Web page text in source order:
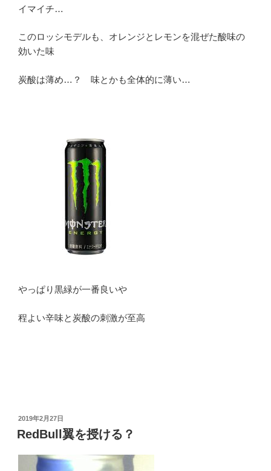
イマイチ…
このロッシモデルも、オレンジとレモンを混ぜた酸味の
効いた味
炭酸は薄め…？ 味とかも全体的に薄い…
やっぱり黒緑が一番良いや
程よい辛味と炭酸の刺激が至高
投
稿
日:
2019年2月27日
RedBull翼を授ける？